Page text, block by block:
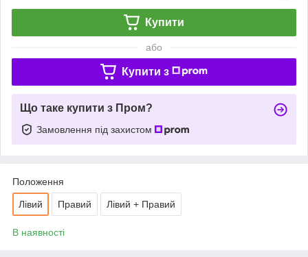
Купити
або
Купити з
Що таке купити з Пром?
Замовлення під захистом
Положення
Лівий Правий Лівий + Правий
В наявності